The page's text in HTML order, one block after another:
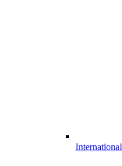
International